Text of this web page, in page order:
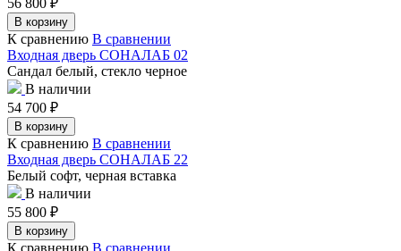
В корзину
К сравнению В сравнении
Входная дверь СОНАЛАБ 02
Сандал белый, стекло черное
В наличии
54 700 ₽
В корзину
К сравнению В сравнении
Входная дверь СОНАЛАБ 22
Белый софт, черная вставка
В наличии
55 800 ₽
В корзину
К сравнению В сравнении